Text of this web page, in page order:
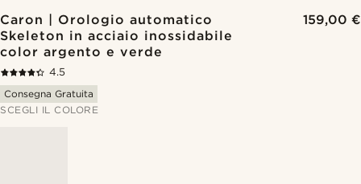
Caron | Orologio automatico
Skeleton in acciaio inossidabile
color argento e verde
159,00 €
4.5
Consegna Gratuita
SCEGLI IL COLORE